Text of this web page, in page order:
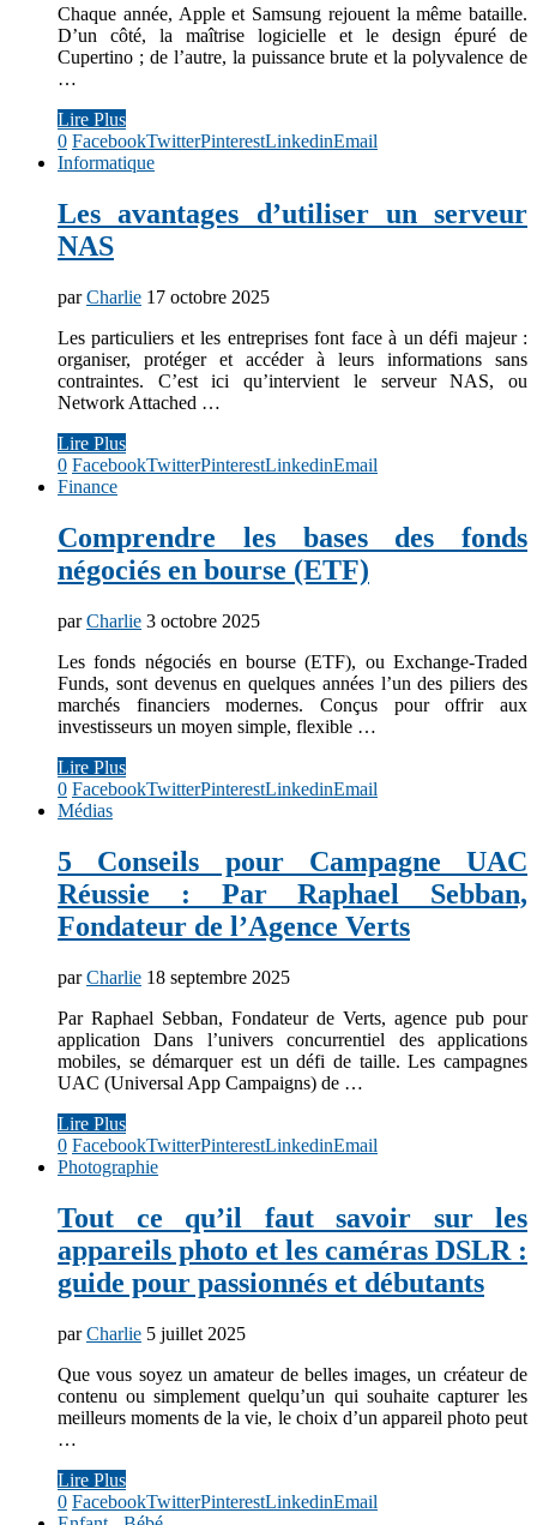
Chaque année, Apple et Samsung rejouent la même bataille.
D’un côté, la maîtrise logicielle et le design épuré de
Cupertino ; de l’autre, la puissance brute et la polyvalence de
…
Lire Plus
0 FacebookTwitterPinterestLinkedinEmail
Informatique
Les avantages d’utiliser un serveur
NAS
parCharlie 17 octobre 2025
Les particuliers et les entreprises font face à un défi majeur :
organiser, protéger et accéder à leurs informations sans
contraintes. C’est ici qu’intervient le serveur NAS, ou
Network Attached …
Lire Plus
0 FacebookTwitterPinterestLinkedinEmail
Finance
Comprendre les bases des fonds
négociés en bourse (ETF)
parCharlie 3 octobre 2025
Les fonds négociés en bourse (ETF), ou Exchange-Traded
Funds, sont devenus en quelques années l’un des piliers des
marchés financiers modernes. Conçus pour offrir aux
investisseurs un moyen simple, flexible …
Lire Plus
0 FacebookTwitterPinterestLinkedinEmail
Médias
5 Conseils pour Campagne UAC
Réussie : Par Raphael Sebban,
Fondateur de l’Agence Verts
parCharlie 18 septembre 2025
Par Raphael Sebban, Fondateur de Verts, agence pub pour
application Dans l’univers concurrentiel des applications
mobiles, se démarquer est un défi de taille. Les campagnes
UAC (Universal App Campaigns) de …
Lire Plus
0 FacebookTwitterPinterestLinkedinEmail
Photographie
Tout ce qu’il faut savoir sur les
appareils photo et les caméras DSLR :
guide pour passionnés et débutants
parCharlie 5 juillet 2025
Que vous soyez un amateur de belles images, un créateur de
contenu ou simplement quelqu’un qui souhaite capturer les
meilleurs moments de la vie, le choix d’un appareil photo peut
…
Lire Plus
0 FacebookTwitterPinterestLinkedinEmail